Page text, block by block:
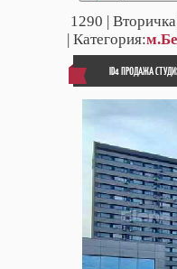
1290 |
| Категория:
ID4 ПРОДАЖА